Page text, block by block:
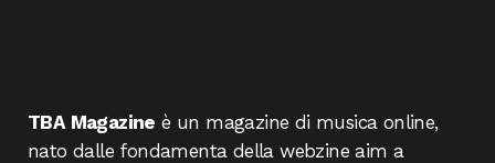
TBA Magazine è un magazine di musica online,
nato dalle fondamenta della webzine aim a